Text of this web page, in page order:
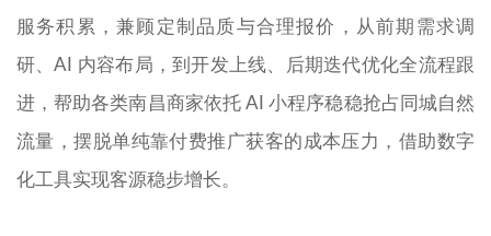
服务积累，兼顾定制品质与合理报价，从前期需求调
研、AI 内容布局，到开发上线、后期迭代优化全流程跟
进，帮助各类南昌商家依托 AI 小程序稳稳抢占同城自然
流量，摆脱单纯靠付费推广获客的成本压力，借助数字
化工具实现客源稳步增长。